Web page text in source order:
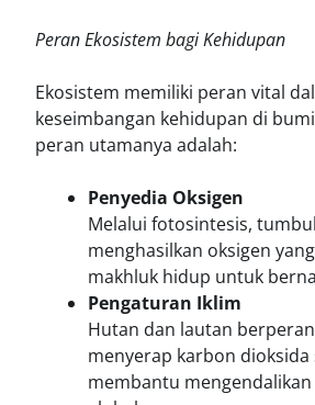
Peran Ekosistem bagi Kehidupan
Ekosistem memiliki peran vital
keseimbangan kehidupan di
peran utamanya adalah:
Penyedia Oksigen
Melalui fotosintesis,
menghasilkan oksigen
makhluk hidup untuk
Pengaturan Iklim
Hutan dan lautan
menyerap karbon dioksida
membantu